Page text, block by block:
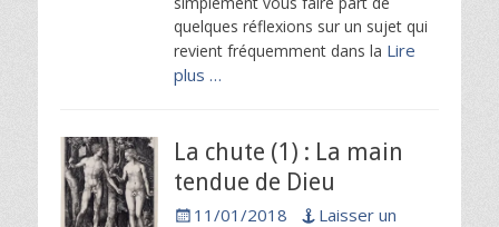
quelques réflexions sur un sujet qui
revient fréquemment dans la Lire
plus …
La chute (1) : La main
tendue de Dieu
Posted11/01/2018
Laisser un